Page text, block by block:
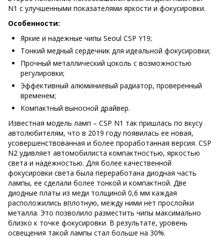
N1 с улучшенными показателями яркости и фокусировки.
Особенности:
Яркие и надежные чипы Seoul CSP Y19;
Тонкий медный сердечник для идеальной фокусировки;
Прочный металлический цоколь с возможностью
регулировки;
Эффективный алюминиевый радиатор, проверенный
временем;
Компактный выносной драйвер.
Известная модель ламп – CSP N1 так пришлась по вкусу
автолюбителям, что в 2019 году появилась ее новая,
усовершенствованная и более проработанная версия. CSP
N2 удивляет автомобилиста компактностью, яркостью
света и надежностью. Для более качественной
фокусировки света была переработана диодная часть
лампы, ее сделали более тонкой и компактной. Две
диодные платы из меди толщиной 0,6 мм каждая
расположились вплотную, между ними нет прослойки
металла. Это позволило разместить чипы максимально
близко к точке фокусировки. В результате, уровень
освещения такой лампы стал больше на 30%.